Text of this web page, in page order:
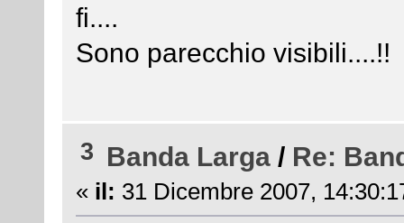
fi....
Sono parecchio
3 Banda Larga / Re:
« il: 31 Dicembre 2007,